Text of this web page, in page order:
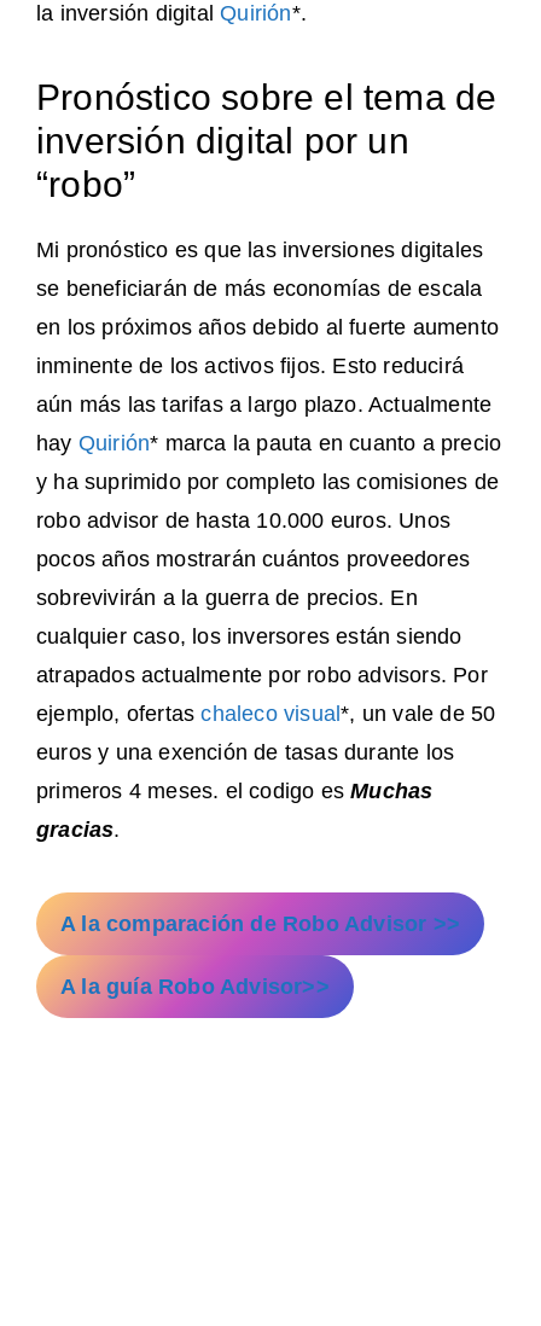
la inversión digitalQuirión*.
Pronóstico sobre el tema de
inversión digital por un
“robo”
Mi pronóstico es que las inversiones digitales
se beneficiarán de más economías de escala
en los próximos años debido al fuerte aumento
inminente de los activos fijos. Esto reducirá
aún más las tarifas a largo plazo. Actualmente
hay Quirión* marca la pauta en cuanto a precio
y ha suprimido por completo las comisiones de
robo advisor de hasta 10.000 euros. Unos
pocos años mostrarán cuántos proveedores
sobrevivirán a la guerra de precios. En
cualquier caso, los inversores están siendo
atrapados actualmente por robo advisors. Por
ejemplo, ofertaschaleco visual*, un vale de 50
euros y una exención de tasas durante los
primeros 4 meses. el codigo esMuchas
gracias.
A la comparación de Robo Advisor >>
A la guía Robo Advisor>>